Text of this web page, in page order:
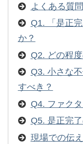
よくある質問
Q1. 「是正
か？
Q2. どの程
Q3. 小さな
すべき？
Q4. ファク
Q5. 是正完
現場での伝